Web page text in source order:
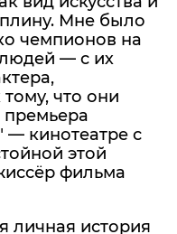
Мне было
чемпионов на
— с их
что они
премьера
кинотеатре с
этой
фильма
история